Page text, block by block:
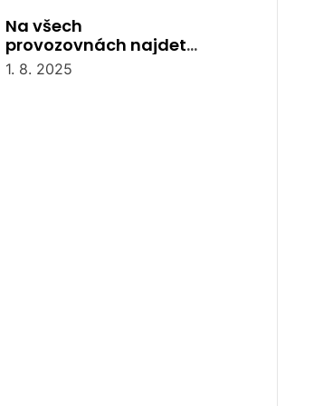
Na všech
provozovnách najdete
recepci
1. 8. 2025